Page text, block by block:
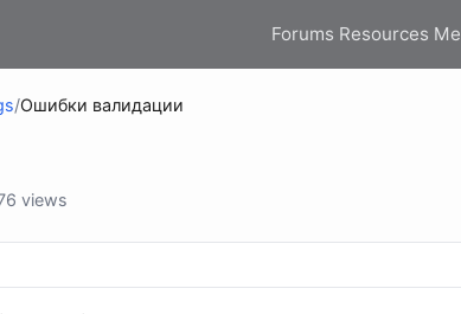
Forums Resources
/Ошибки валидации
views